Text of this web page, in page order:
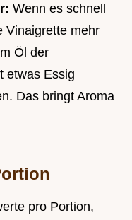
Wenn es schnell
Vinaigrette mehr
Öl der
etwas Essig
Das bringt Aroma
pro Portion,